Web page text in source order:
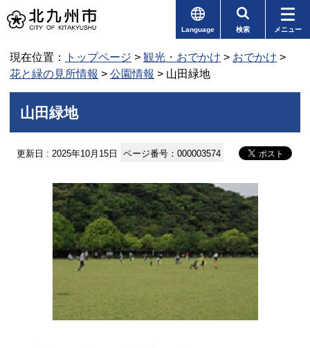
Language 検索 メニュー
現在位置： トップページ > 観光・おでかけ > おでかけ >
花と緑の見所情報 > 公園情報 > 山田緑地
山田緑地
更新日 : 2025年10月15日 ページ番号：000003574